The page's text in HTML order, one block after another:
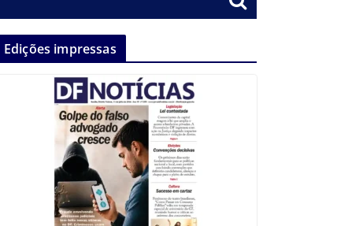
Edições impressas